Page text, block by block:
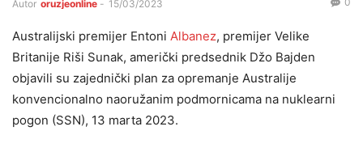
Autor oruzjeonline - 15/03/2023
Australijski premijer Entoni Albanez, premijer Velike
Britanije Riši Sunak, američki predsednik Džo Bajden
objavili su zajednički plan za opremanje Australije
konvencionalno naoružanim podmornicama na nuklearni
pogon (SSN), 13 marta 2023.